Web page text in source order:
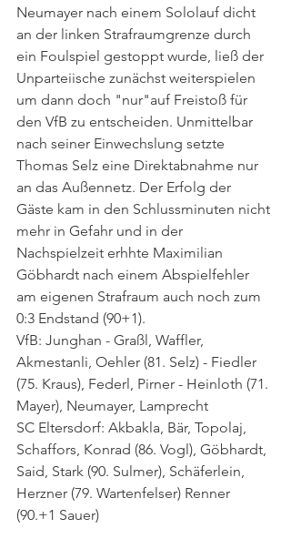
Neumayer nach einem Sololauf dicht
an der linken Strafraumgrenze durch
ein Foulspiel gestoppt wurde, ließ der
Unparteiische zunächst weiterspielen
um dann doch "nur"auf Freistoß für
den VfB zu entscheiden. Unmittelbar
nach seiner Einwechslung setzte
Thomas Selz eine Direktabnahme nur
an das Außennetz. Der Erfolg der
Gäste kam in den Schlussminuten nicht
mehr in Gefahr und in der
Nachspielzeit erhhte Maximilian
Göbhardt nach einem Abspielfehler
am eigenen Strafraum auch noch zum
0:3 Endstand (90+1).
VfB: Junghan - Graßl, Waffler,
Akmestanli, Oehler (81. Selz) - Fiedler
(75. Kraus), Federl, Pirner - Heinloth (71.
Mayer), Neumayer, Lamprecht
SC Eltersdorf: Akbakla, Bär, Topolaj,
Schaffors, Konrad (86. Vogl), Göbhardt,
Said, Stark (90. Sulmer), Schäferlein,
Herzner (79. Wartenfelser) Renner
(90.+1 Sauer)